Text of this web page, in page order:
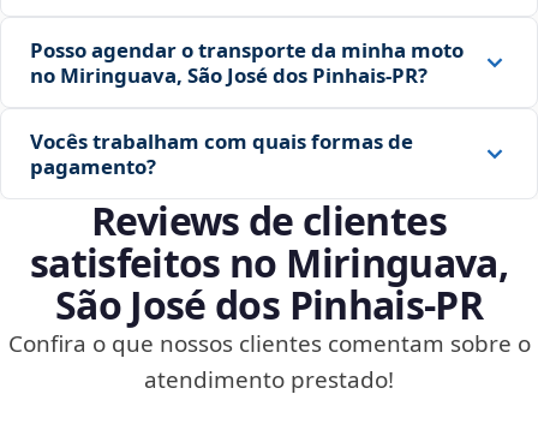
Posso agendar o transporte da minha moto
no Miringuava, São José dos Pinhais‑PR?
Vocês trabalham com quais formas de
pagamento?
Reviews de clientes
satisfeitos no Miringuava,
São José dos Pinhais‑PR
Confira o que nossos clientes comentam sobre o
atendimento prestado!